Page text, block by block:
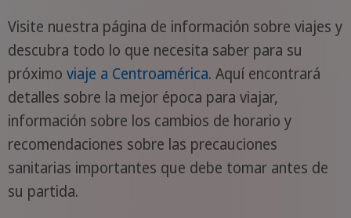
Visite nuestra página de información sobre viajes y
descubra todo lo que necesita saber para su
próximo viaje a Centroamérica. Aquí encontrará
detalles sobre la mejor época para viajar,
información sobre los cambios de horario y
recomendaciones sobre las precauciones
sanitarias importantes que debe tomar antes de
su partida.